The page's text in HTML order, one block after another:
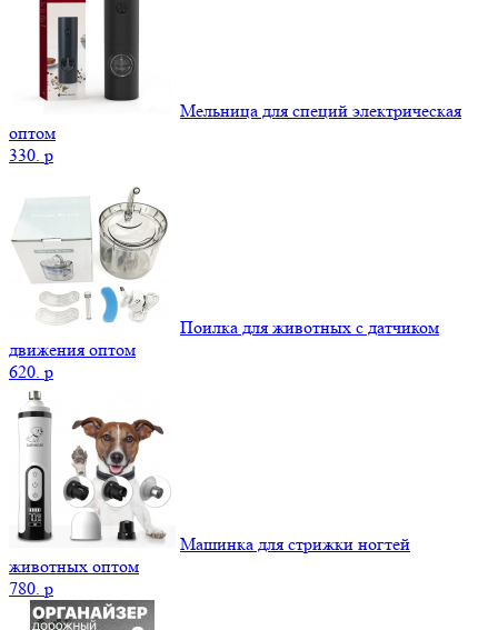
Мельница для специй электрическая
оптом
330. p
Поилка для животных с датчиком
движения оптом
620. p
Машинка для стрижки ногтей
животных оптом
780. p